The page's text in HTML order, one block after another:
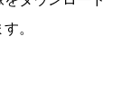
。